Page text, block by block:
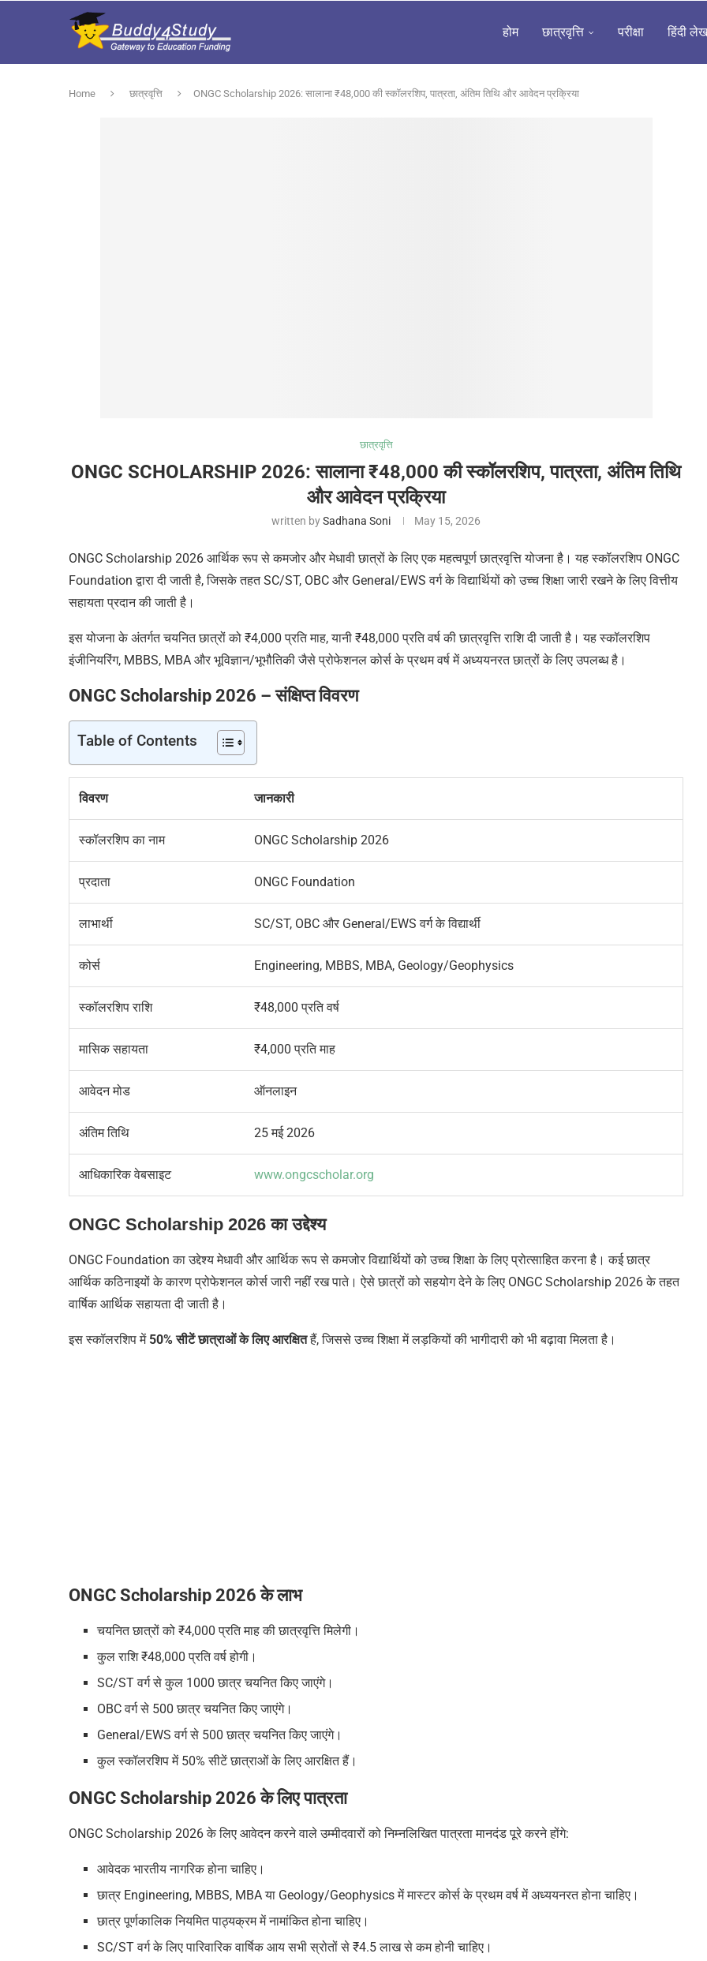
होम छात्रवृत्ति परीक्षा हिंदी लेख
Home छात्रवृत्ति ONGC Scholarship 2026: सालाना ₹48,000 की स्कॉलरशिप, पात्रता, अंतिम तिथि और आवेदन प्रक्रिया
छात्रवृत्ति
ONGC SCHOLARSHIP 2026: सालाना ₹48,000 की स्कॉलरशिप, पात्रता, अंतिम तिथि
और आवेदन प्रक्रिया
written bySadhana Soni May 15, 2026
ONGC Scholarship 2026 आर्थिक रूप से कमजोर और मेधावी छात्रों के लिए एक महत्वपूर्ण छात्रवृत्ति योजना है। यह स्कॉलरशिप ONGC
Foundation द्वारा दी जाती है, जिसके तहत SC/ST, OBC और General/EWS वर्ग के विद्यार्थियों को उच्च शिक्षा जारी रखने के लिए वित्तीय
सहायता प्रदान की जाती है।
इस योजना के अंतर्गत चयनित छात्रों को ₹4,000 प्रति माह, यानी ₹48,000 प्रति वर्ष की छात्रवृत्ति राशि दी जाती है। यह स्कॉलरशिप
इंजीनियरिंग, MBBS, MBA और भूविज्ञान/भूभौतिकी जैसे प्रोफेशनल कोर्स के प्रथम वर्ष में अध्ययनरत छात्रों के लिए उपलब्ध है।
ONGC Scholarship 2026 – संक्षिप्त विवरण
Table of Contents
विवरण जानकारी
स्कॉलरशिप का नाम ONGC Scholarship 2026
प्रदाता ONGC Foundation
लाभार्थी SC/ST, OBC और General/EWS वर्ग के विद्यार्थी
कोर्स Engineering, MBBS, MBA, Geology/Geophysics
स्कॉलरशिप राशि ₹48,000 प्रति वर्ष
मासिक सहायता ₹4,000 प्रति माह
आवेदन मोड ऑनलाइन
अंतिम तिथि 25 मई 2026
आधिकारिक वेबसाइट www.ongcscholar.org
ONGC Scholarship 2026 का उद्देश्य
ONGC Foundation का उद्देश्य मेधावी और आर्थिक रूप से कमजोर विद्यार्थियों को उच्च शिक्षा के लिए प्रोत्साहित करना है। कई छात्र
आर्थिक कठिनाइयों के कारण प्रोफेशनल कोर्स जारी नहीं रख पाते। ऐसे छात्रों को सहयोग देने के लिए ONGC Scholarship 2026 के तहत
वार्षिक आर्थिक सहायता दी जाती है।
इस स्कॉलरशिप में 50% सीटें छात्राओं के लिए आरक्षितहैं, जिससे उच्च शिक्षा में लड़कियों की भागीदारी को भी बढ़ावा मिलता है।
ONGC Scholarship 2026 के लाभ
चयनित छात्रों को ₹4,000 प्रति माह की छात्रवृत्ति मिलेगी।
कुल राशि ₹48,000 प्रति वर्ष होगी।
SC/ST वर्ग से कुल 1000 छात्र चयनित किए जाएंगे।
OBC वर्ग से 500 छात्र चयनित किए जाएंगे।
General/EWS वर्ग से 500 छात्र चयनित किए जाएंगे।
कुल स्कॉलरशिप में 50% सीटें छात्राओं के लिए आरक्षित हैं।
ONGC Scholarship 2026 के लिए पात्रता
ONGC Scholarship 2026 के लिए आवेदन करने वाले उम्मीदवारों को निम्नलिखित पात्रता मानदंड पूरे करने होंगे:
आवेदक भारतीय नागरिक होना चाहिए।
छात्र Engineering, MBBS, MBA या Geology/Geophysics में मास्टर कोर्स के प्रथम वर्ष में अध्ययनरत होना चाहिए।
छात्र पूर्णकालिक नियमित पाठ्यक्रम में नामांकित होना चाहिए।
SC/ST वर्ग के लिए पारिवारिक वार्षिक आय सभी स्रोतों से ₹4.5 लाख से कम होनी चाहिए।